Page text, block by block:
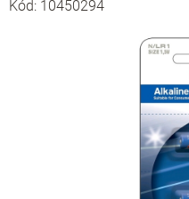
5
Kód: 10450294